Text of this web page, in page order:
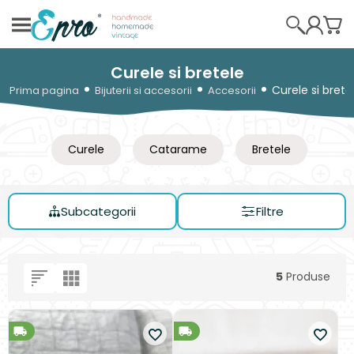
Curele si bretele
Prima pagina Bijuterii si accesorii Accesorii Curele si
Curele Catarame Bretele
Subcategorii Filtre
5 Produse